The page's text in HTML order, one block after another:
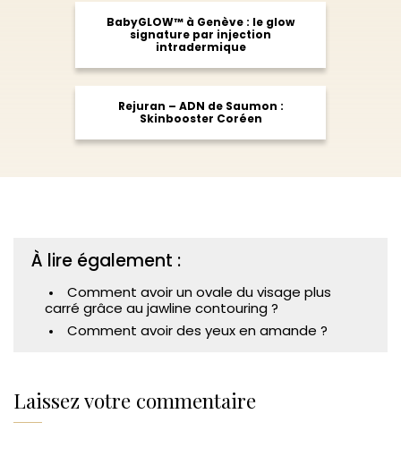
BabyGLOW™ à Genève : le glow
signature par injection
intradermique
Rejuran – ADN de Saumon :
Skinbooster Coréen
À lire également :
Comment avoir un ovale du visage plus
carré grâce au jawline contouring ?
Comment avoir des yeux en amande ?
Laissez votre commentaire